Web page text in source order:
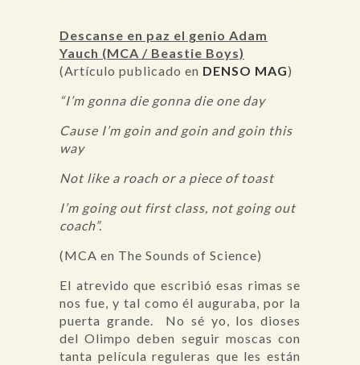
Descanse en paz el genio Adam
Yauch (MCA / Beastie Boys)
(Artículo publicado en DENSO MAG)
“I’m gonna die gonna die one day
Cause I’m goin and goin and goin this
way
Not like a roach or a piece of toast
I’m going out first class, not going out
coach”.
(MCA en The Sounds of Science)
El atrevido que escribió esas rimas se
nos fue, y tal como él auguraba, por la
puerta grande. No sé yo, los dioses
del Olimpo deben seguir moscas con
tanta película reguleras que les están